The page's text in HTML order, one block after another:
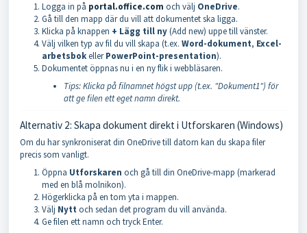
Logga in på portal.office.com och välj OneDrive.
Gå till den mapp där du vill att dokumentet ska ligga.
Klicka på knappen + Lägg till ny(Add new) uppe till vänster.
Välj vilken typ av fil du vill skapa (t.ex. Word-dokument, Excel-
arbetsbokellerPowerPoint-presentation).
Dokumentet öppnas nu i en ny flik i webbläsaren.
Tips: Klicka på filnamnet högst upp (t.ex. "Dokument1") för
att ge filen ett eget namn direkt.
Alternativ 2: Skapa dokument direkt i Utforskaren (Windows)
Om du har synkroniserat din OneDrive till datorn kan du skapa filer
precis som vanligt.
Öppna Utforskaren och gå till din OneDrive-mapp (markerad
med en blå molnikon).
Högerklicka på en tom yta i mappen.
Välj Nytt och sedan det program du vill använda.
Ge filen ett namn och tryck Enter.